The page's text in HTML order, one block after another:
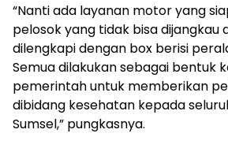
“Nanti ada layanan motor yang
pelosok yang tidak bisa dijangkau
dilengkapi dengan box berisi
Semua dilakukan sebagai bentuk
pemerintah untuk memberikan
dibidang kesehatan kepada
Sumsel,” pungkasnya.